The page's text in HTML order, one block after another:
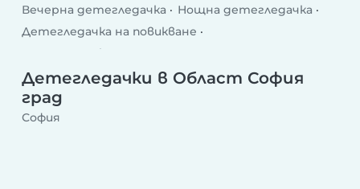
Вечерна детегледачка
Нощна детегледачка
Детегледачка на повикване
Детегледачка след училище
Делнична детегледачка
Уикенд детегледачка
Детегледачки в Област София
град
София